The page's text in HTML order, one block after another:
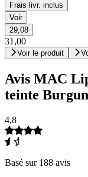
Frais livr. inclus
Voir
29,08
31,00
Voir le produit
Avis MAC
teinte
4,8
Basé sur 188 avis